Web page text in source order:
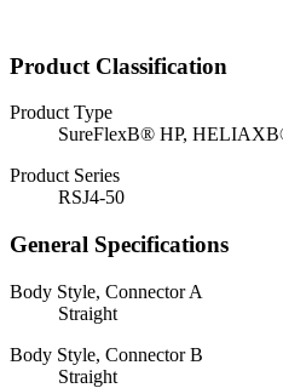
Product Classification
Product Type
SureFlexВ® HP,
Product Series
RSJ4-50
General Specifications
Body Style, Connector A
Straight
Body Style, Connector B
Straight